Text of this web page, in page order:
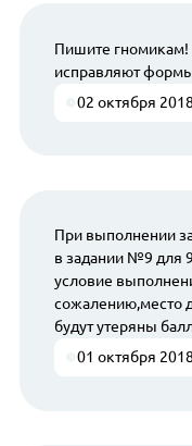
Пишите гномикам!
исправляют
02 октября
При выполнении
в задании №9 для
условие
сожалению,место
будут утеряны
01 октября